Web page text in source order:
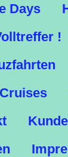
Days
!